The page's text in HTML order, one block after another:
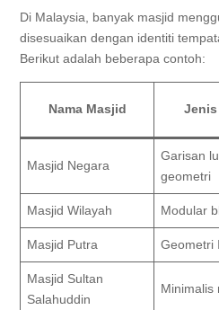
Di Malaysia, banyak masjid
disesuaikan dengan identiti
Berikut adalah beberapa contoh:
Nama Masjid
Masjid Negara
Garisan
geometri
Masjid Wilayah Modular
Masjid Putra Geometri
Masjid Sultan
Salahuddin
Minimalis